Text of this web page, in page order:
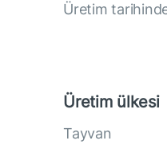
Üretim
Üretim ülkesi
Tayvan